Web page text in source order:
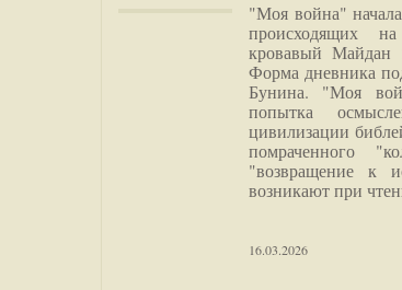
"Моя война"
происходящих
кровавый Майдан
Форма дневника
Бунина. "Моя
попытка
цивилизации
помраченного
"возвращение к
возникают при
16.03.2026